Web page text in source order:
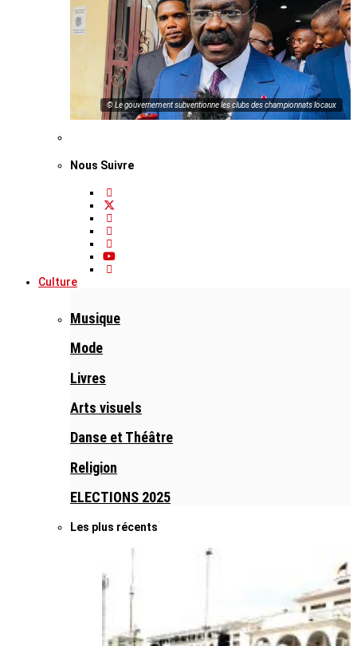
© Le gouvernement subventionne les clubs des championnats locaux
Nous Suivre
Culture
Musique
Mode
Livres
Arts visuels
Danse et Théâtre
Religion
ELECTIONS 2025
Les plus récents